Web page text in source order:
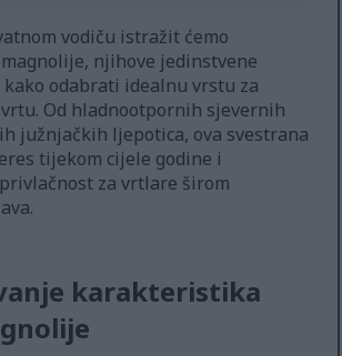
vodiču istražit ćemo
njihove jedinstvene
odabrati idealnu vrstu za
Od hladnootpornih sjevernih
južnjačkih ljepotica, ova svestrana
tijekom cijele godine i
za vrtlare širom
karakteristika